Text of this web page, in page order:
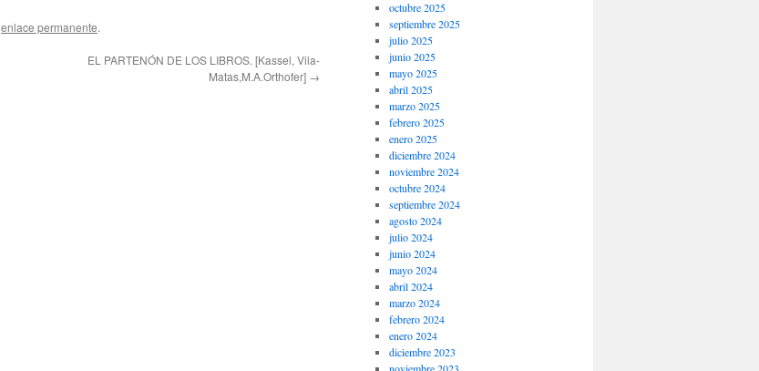
enlace permanente.
EL PARTENÓN DE LOS LIBROS. [Kassel, Vila-
Matas,M.A.Orthofer] →
octubre 2025
septiembre 2025
julio 2025
junio 2025
mayo 2025
abril 2025
marzo 2025
febrero 2025
enero 2025
diciembre 2024
noviembre 2024
octubre 2024
septiembre 2024
agosto 2024
julio 2024
junio 2024
mayo 2024
abril 2024
marzo 2024
febrero 2024
enero 2024
diciembre 2023